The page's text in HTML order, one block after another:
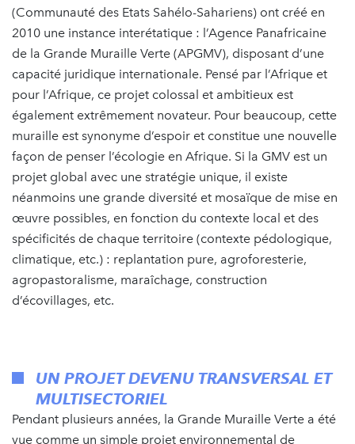
(Communauté des Etats Sahélo-Sahariens) ont créé en
2010 une instance interétatique : l’Agence Panafricaine
de la Grande Muraille Verte (APGMV), disposant d’une
capacité juridique internationale. Pensé par l’Afrique et
pour l’Afrique, ce projet colossal et ambitieux est
également extrêmement novateur. Pour beaucoup, cette
muraille est synonyme d’espoir et constitue une nouvelle
façon de penser l’écologie en Afrique. Si la GMV est un
projet global avec une stratégie unique, il existe
néanmoins une grande diversité et mosaïque de mise en
œuvre possibles, en fonction du contexte local et des
spécificités de chaque territoire (contexte pédologique,
climatique, etc.) : replantation pure, agroforesterie,
agropastoralisme, maraîchage, construction
d’écovillages, etc.
UN PROJET DEVENU TRANSVERSAL ET
MULTISECTORIEL
Pendant plusieurs années, la Grande Muraille Verte a été
vue comme un simple projet environnemental de